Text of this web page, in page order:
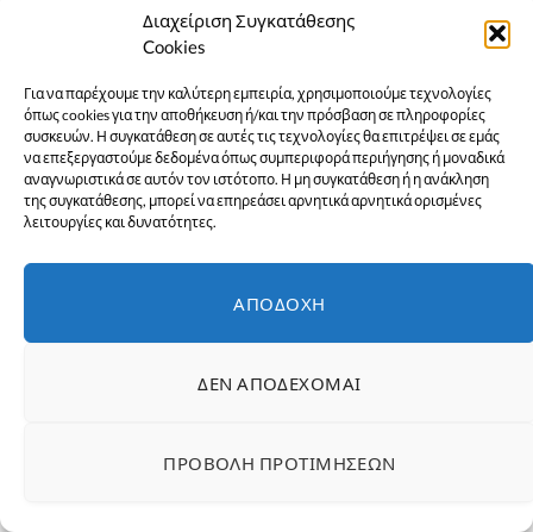
Διαχείριση Συγκατάθεσης
Cookies
Για να παρέχουμε την καλύτερη εμπειρία, χρησιμοποιούμε τεχνολογίες
όπως cookies για την αποθήκευση ή/και την πρόσβαση σε πληροφορίες
συσκευών. Η συγκατάθεση σε αυτές τις τεχνολογίες θα επιτρέψει σε εμάς
να επεξεργαστούμε δεδομένα όπως συμπεριφορά περιήγησης ή μοναδικά
αναγνωριστικά σε αυτόν τον ιστότοπο. Η μη συγκατάθεση ή η ανάκληση
της συγκατάθεσης, μπορεί να επηρεάσει αρνητικά αρνητικά ορισμένες
λειτουργίες και δυνατότητες.
ΑΠΟΔΟΧΉ
ΔΕΝ ΑΠΟΔΈΧΟΜΑΙ
ΠΡΟΒΟΛΉ ΠΡΟΤΙΜΉΣΕΩΝ
Μέσα Παναγίτσα Χαλκίδας